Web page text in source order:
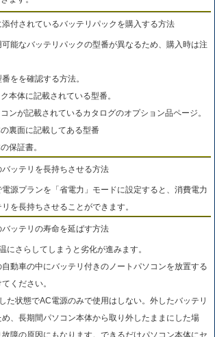
添付されているバッテリパックを購入する方法
能なバッテリパックの型番が異なるため、購入時は注
をを確認する方法。
本体に記載されている型番。
ンが記載されているカタログのオプション品ページ。
裏面に記載してある型番
保証書。
バッテリを長持ちさせる方法
電源プランを「省電力」モードに設定すると、消費電力
を長持ちさせることができます。
バッテリの寿命を延ばす方法
にさらしてしまうと劣化が進みます。
動車の中にバッテリ付きのノートパソコンを放置する
ください。
た状態でAC電源のみで使用はしない。外したバッテリ
、長期間パソコン本体から取り外したままにした場